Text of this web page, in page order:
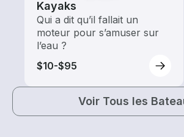
Kayaks
Qui a dit qu’il fallait un
moteur pour s’amuser sur
l’eau ?
$10-$95
Voir Tous les